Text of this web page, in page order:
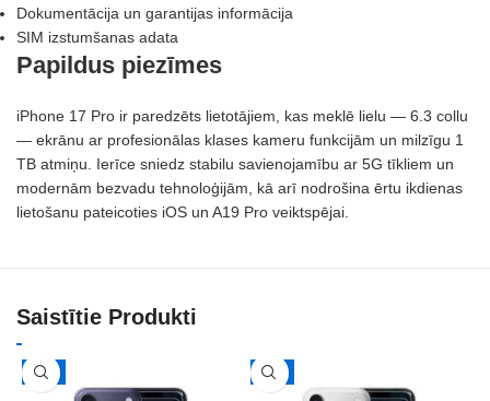
Dokumentācija un garantijas informācija
SIM izstumšanas adata
Papildus piezīmes
iPhone 17 Pro ir paredzēts lietotājiem, kas meklē lielu — 6.3 collu
— ekrānu ar profesionālas klases kameru funkcijām un milzīgu 1
TB atmiņu. Ierīce sniedz stabilu savienojamību ar 5G tīkliem un
modernām bezvadu tehnoloģijām, kā arī nodrošina ērtu ikdienas
lietošanu pateicoties iOS un A19 Pro veiktspējai.
Saistītie Produkti
-10% -10%